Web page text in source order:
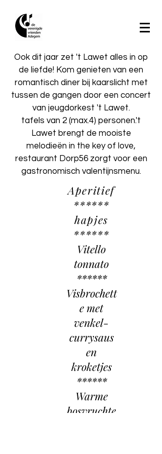
Ook dit jaar zet 't Lawet alles in op
de liefde! Kom genieten van een
romantisch diner bij kaarslicht met
tussen de gangen door een concert
van jeugdorkest 't Lawet.
tafels van 2 (max.4) personen.'t
Lawet brengt de mooiste
melodieën in the key of love,
restaurant Dorp56 zorgt voor een
gastronomisch valentijnsmenu.
Aperitief
******
hapjes
******
Vitello
tonnato
******
Visbrochett
e met
venkel-
currysaus
en
kroketjes
******
Warme
bosvruchte